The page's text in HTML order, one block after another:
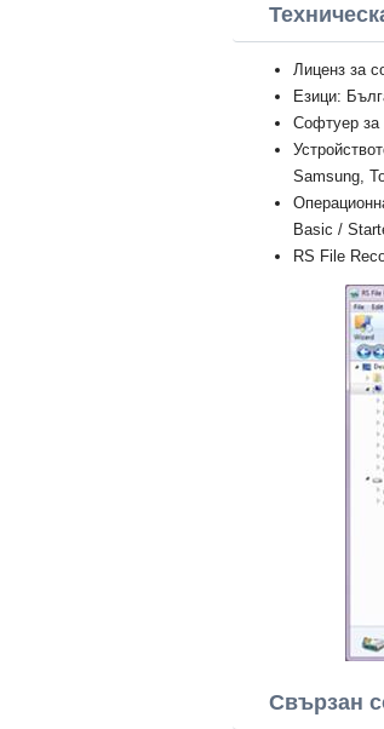
Лиценз за
Езици:
Софтуер за
Samsung,
Basic /
RS File
Свързан